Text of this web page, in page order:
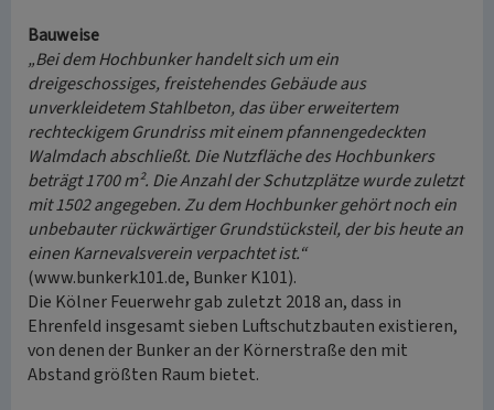
Bauweise
„Bei dem Hochbunker handelt sich um ein
dreigeschossiges, freistehendes Gebäude aus
unverkleidetem Stahlbeton, das über erweitertem
rechteckigem Grundriss mit einem pfannengedeckten
Walmdach abschließt. Die Nutzfläche des Hochbunkers
beträgt 1700 m². Die Anzahl der Schutzplätze wurde zuletzt
mit 1502 angegeben. Zu dem Hochbunker gehört noch ein
unbebauter rückwärtiger Grundstücksteil, der bis heute an
einen Karnevalsverein verpachtet ist.“
(www.bunkerk101.de, Bunker K101).
Die Kölner Feuerwehr gab zuletzt 2018 an, dass in
Ehrenfeld insgesamt sieben Luftschutzbauten existieren,
von denen der Bunker an der Körnerstraße den mit
Abstand größten Raum bietet.